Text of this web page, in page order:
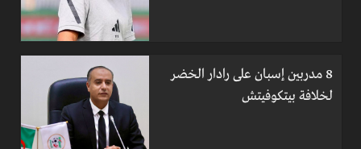
8 مدربين إسبان على رادار الخضر
لخلافة بيتكوفيتش